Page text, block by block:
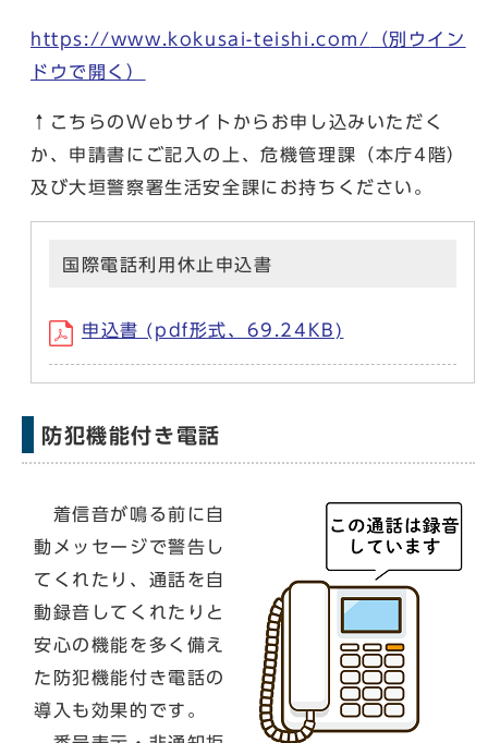
https://www.kokusai-teishi.com/
（別ウイン
ドウで開く）
↑こちらのWebサイトからお申し込みいただく
か、申請書にご記入の上、危機管理課（本庁4階）
及び大垣警察署生活安全課にお持ちください。
国際電話利用休止申込書
申込書 (pdf形式、69.24KB)
防犯機能付き電話
着信音が鳴る前に自
動メッセージで警告し
てくれたり、通話を自
動録音してくれたりと
安心の機能を多く備え
た防犯機能付き電話の
導入も効果的です。